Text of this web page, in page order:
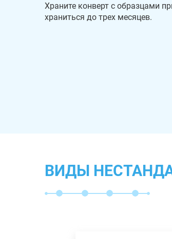
Храните конверт с образцами
храниться до трех месяцев.
ВИДЫ